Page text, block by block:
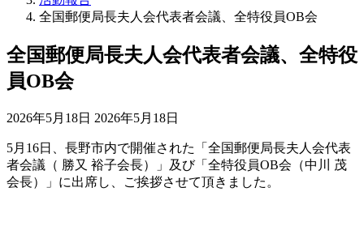
全国郵便局長夫人会代表者会議、全特役員OB会
全国郵便局長夫人会代表者会議、全特役
員OB会
2026年5月18日 最
更
新
日
2026年5月18日
5月16日、長野市内で開催された「全国郵便局長夫人会代表
者会議（ 勝又 裕子会長）」及び「全特役員OB会（中川 茂
会長）」に出席し、ご挨拶させて頂きました。